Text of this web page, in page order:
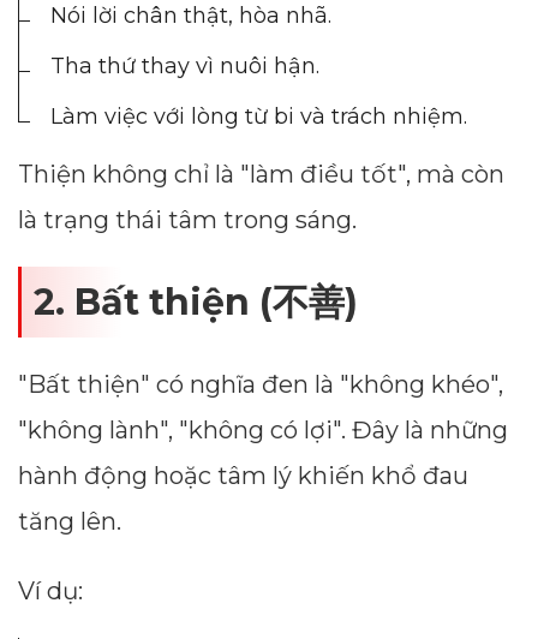
Nói lời chân thật, hòa nhã.
Tha thứ thay vì nuôi hận.
Làm việc với lòng từ bi và trách nhiệm.
Thiện không chỉ là "làm điều tốt", mà còn
là trạng thái tâm trong sáng.
2. Bất thiện (不善)
"Bất thiện" có nghĩa đen là "không khéo",
"không lành", "không có lợi". Đây là những
hành động hoặc tâm lý khiến khổ đau
tăng lên.
Ví dụ: